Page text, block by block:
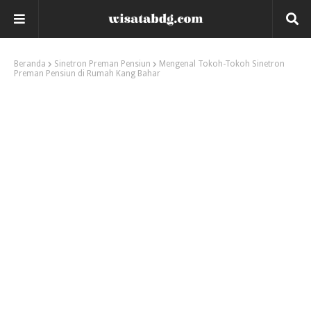
Beranda Sinetron Preman Pensiun
Mengenal Tokoh-Tokoh Sinetron
Preman Pensiun di Rumah Kang Bahar